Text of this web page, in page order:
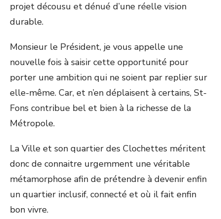
projet décousu et dénué d’une réelle vision
durable.
Monsieur le Président, je vous appelle une
nouvelle fois à saisir cette opportunité pour
porter une ambition qui ne soient par replier sur
elle-même. Car, et n’en déplaisent à certains, St-
Fons contribue bel et bien à la richesse de la
Métropole.
La Ville et son quartier des Clochettes méritent
donc de connaitre urgemment une véritable
métamorphose afin de prétendre à devenir enfin
un quartier inclusif, connecté et où il fait enfin
bon vivre.